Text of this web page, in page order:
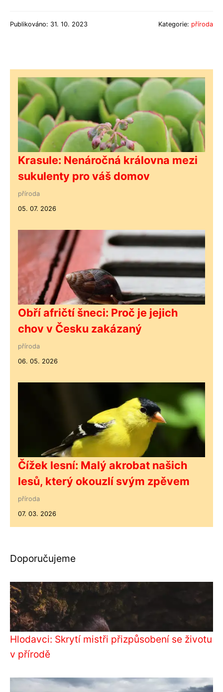
Publikováno: 31. 10. 2023 Kategorie: příroda
Krasule: Nenáročná královna mezi
sukulenty pro váš domov
příroda
05. 07. 2026
Obří afričtí šneci: Proč je jejich
chov v Česku zakázaný
příroda
06. 05. 2026
Čížek lesní: Malý akrobat našich
lesů, který okouzlí svým zpěvem
příroda
07. 03. 2026
Doporučujeme
Hlodavci: Skrytí mistři přizpůsobení se životu
v přírodě